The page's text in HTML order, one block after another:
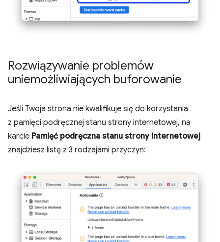
Rozwiązywanie problemów
uniemożliwiających buforowanie
Jeśli Twoja strona nie kwalifikuje się do korzystania
z pamięci podręcznej stanu strony internetowej, na
karcie Pamięć podręczna stanu strony internetowej
znajdziesz listę z 3 rodzajami przyczyn: